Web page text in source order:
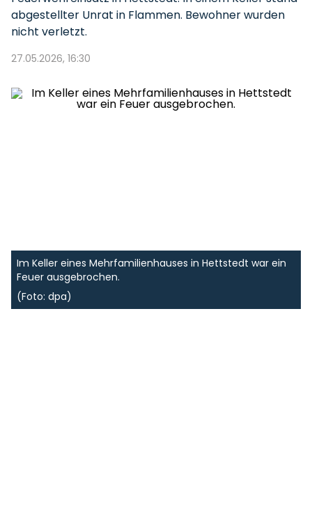
abgestellter Unrat in Flammen. Bewohner wurden
nicht verletzt.
27.05.2026, 16:30
Im Keller eines Mehrfamilienhauses in Hettstedt war ein
Feuer ausgebrochen.
(Foto: dpa)